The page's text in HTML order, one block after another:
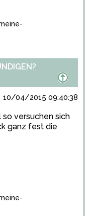
10/04/2015 09:40:38
versuchen sich
ganz fest die